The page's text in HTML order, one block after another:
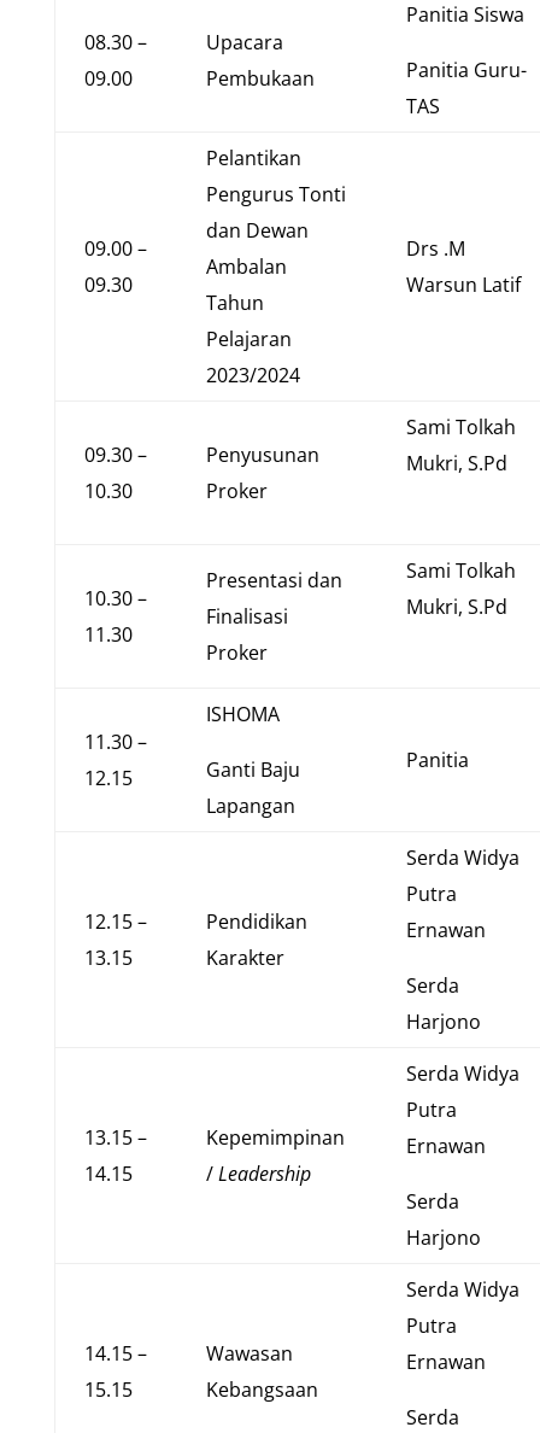
08.30 –
09.00
Upacara
Pembukaan
Panitia Siswa
Panitia Guru-
TAS
09.00 –
09.30
Pelantikan
Pengurus Tonti
dan Dewan
Ambalan
Tahun
Pelajaran
2023/2024
Drs .M
Warsun Latif
09.30 –
10.30
Penyusunan
Proker
Sami Tolkah
Mukri, S.Pd
10.30 –
11.30
Presentasi dan
Finalisasi
Proker
Sami Tolkah
Mukri, S.Pd
11.30 –
12.15
ISHOMA
Ganti Baju
Lapangan
Panitia
12.15 –
13.15
Pendidikan
Karakter
Serda Widya
Putra
Ernawan
Serda
Harjono
13.15 –
14.15
Kepemimpinan
/Leadership
Serda Widya
Putra
Ernawan
Serda
Harjono
14.15 –
15.15
Wawasan
Kebangsaan
Serda Widya
Putra
Ernawan
Serda